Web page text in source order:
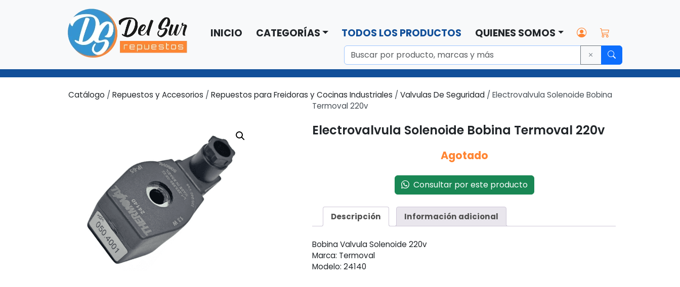
INICIO CATEGORÍAS TODOS LOS PRODUCTOS QUIENES SOMOS
Catálogo / Repuestos y Accesorios / Repuestos para Freidoras y Cocinas Industriales / Valvulas De Seguridad/ Electrovalvula Solenoide Bobina
Termoval 220v
Electrovalvula Solenoide Bobina Termoval 220v
Agotado
Consultar por este producto
Descripción Información adicional
Bobina Valvula Solenoide 220v
Marca: Termoval
Modelo: 24140